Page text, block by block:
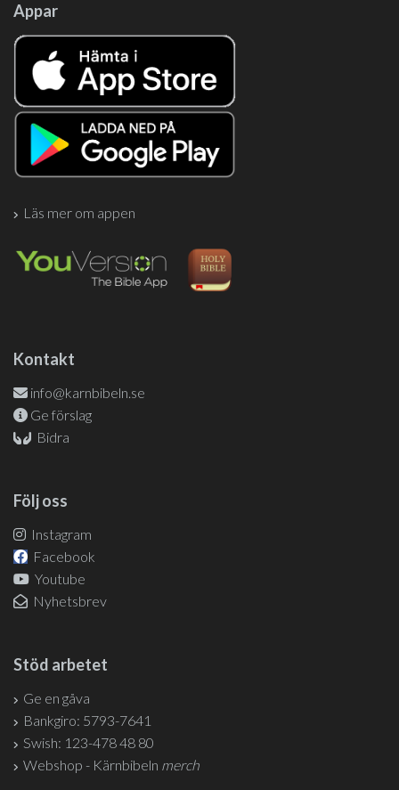
Appar
Läs mer om appen
Kontakt
info@karnbibeln.se
Ge förslag
Bidra
Följ oss
Instagram
Facebook
Youtube
Nyhetsbrev
Stöd arbetet
Ge en gåva
Bankgiro: 5793-7641
Swish: 123-478 48 80
Webshop - Kärnbibeln merch